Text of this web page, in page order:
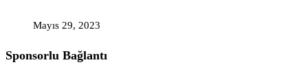
Mayıs 29, 2023
Sponsorlu Bağlantı